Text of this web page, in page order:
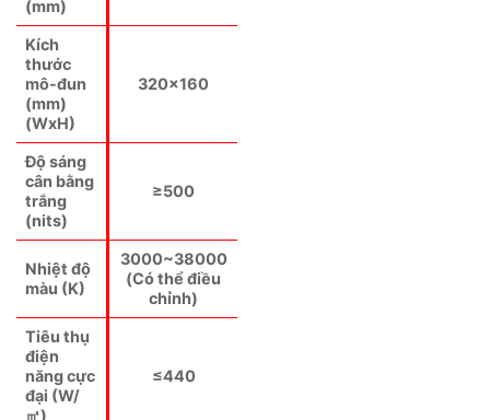
(mm)
Kích
thước
mô-đun
(mm)
(WxH)
320×160
Độ sáng
cân bằng
trắng
(nits)
≥500
Nhiệt độ
màu (K)
3000~38000
(Có thể điều
chỉnh)
Tiêu thụ
điện
năng cực
đại (W/
㎡)
≤440